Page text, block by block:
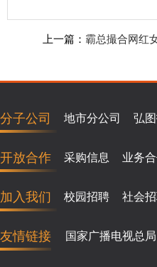
上一篇： 霸总撮合网红
分子公司 地市分公司 弘
开放合作 采购信息 业务
加入我们 校园招聘 社会
友情链接 国家广播电视总局